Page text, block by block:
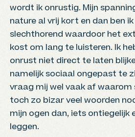
wordt ik onrustig. Mijn
nature al vrij kort en dan ben
slechthorend waardoor het
kost om lang te luisteren. Ik
onrust niet direct te laten
namelijk sociaal ongepast te
vraag mij wel vaak af waarom
toch zo bizar veel woorden
mijn ogen dan, iets ontiegelijk
leggen.